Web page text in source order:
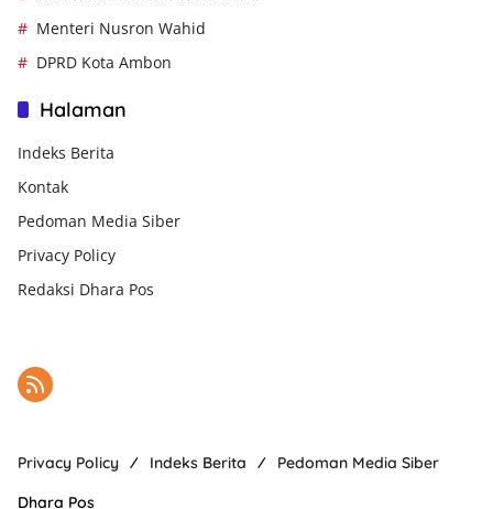
Menteri Nusron Wahid
DPRD Kota Ambon
Halaman
Indeks Berita
Kontak
Pedoman Media Siber
Privacy Policy
Redaksi Dhara Pos
Privacy Policy Indeks Berita
Pedoman Media Siber
Dhara Pos